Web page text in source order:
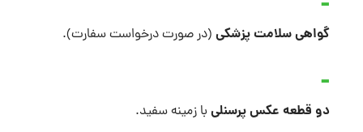
گواهی سلامت پزشکی (در صورت درخواست سفارت).
دو قطعه عکس پرسنلی با زمینه سفید.